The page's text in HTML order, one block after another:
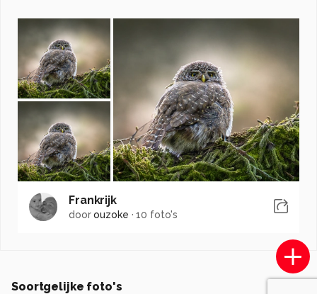
Frankrijk
doorouzoke ·10 foto's
Soortgelijke foto's